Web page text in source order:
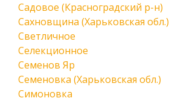
Садовое (Красноградский р-н)
Сахновщина (Харьковская обл.)
Светличное
Селекционное
Семенов Яр
Семеновка (Харьковская обл.)
Симоновка